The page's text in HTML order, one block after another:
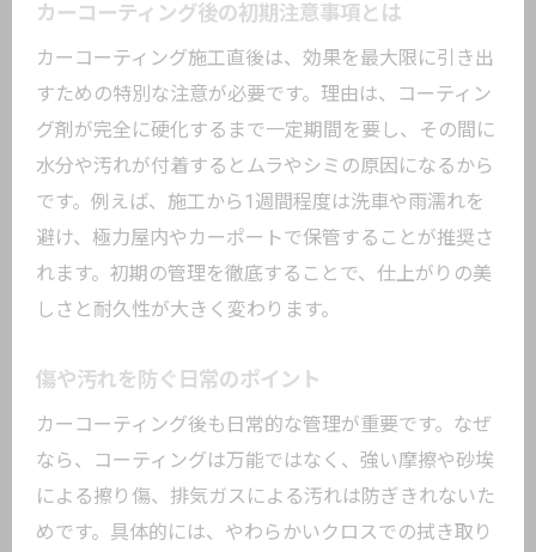
カーコーティング後の初期注意事項とは
カーコーティング施工直後は、効果を最大限に引き出
すための特別な注意が必要です。理由は、コーティン
グ剤が完全に硬化するまで一定期間を要し、その間に
水分や汚れが付着するとムラやシミの原因になるから
です。例えば、施工から1週間程度は洗車や雨濡れを
避け、極力屋内やカーポートで保管することが推奨さ
れます。初期の管理を徹底することで、仕上がりの美
しさと耐久性が大きく変わります。
傷や汚れを防ぐ日常のポイント
カーコーティング後も日常的な管理が重要です。なぜ
なら、コーティングは万能ではなく、強い摩擦や砂埃
による擦り傷、排気ガスによる汚れは防ぎきれないた
めです。具体的には、やわらかいクロスでの拭き取り